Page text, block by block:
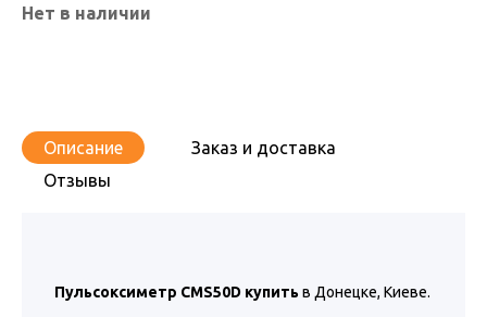
Нет в наличии
Описание
Заказ и доставка
Отзывы
Пульсоксиметр CMS50D купить в Донецке, Киеве.